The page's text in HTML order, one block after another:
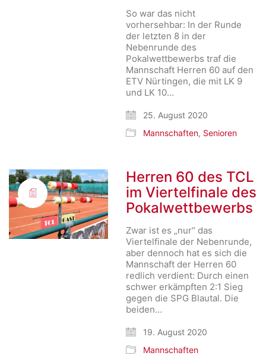
So war das nicht
vorhersehbar: In der Runde
der letzten 8 in der
Nebenrunde des
Pokalwettbewerbs traf die
Mannschaft Herren 60 auf den
ETV Nürtingen, die mit LK 9
und LK 10…
25. August 2020
Mannschaften, Senioren
Herren 60 des TCL
im Viertelfinale des
Pokalwettbewerbs
Zwar ist es „nur“ das
Viertelfinale der Nebenrunde,
aber dennoch hat es sich die
Mannschaft der Herren 60
redlich verdient: Durch einen
schwer erkämpften 2:1 Sieg
gegen die SPG Blautal. Die
beiden…
19. August 2020
Mannschaften